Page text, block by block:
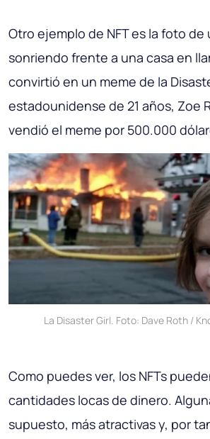
Otro ejemplo de NFT es la foto de
sonriendo frente a una casa en
convirtió en un meme de la
estadounidense de 21 años, Zoe
vendió el meme por 500.000
La Disaster Girl. Foto: Dave Roth /
Como puedes ver, los NFTs
cantidades locas de dinero.
supuesto, más atractivas y, por